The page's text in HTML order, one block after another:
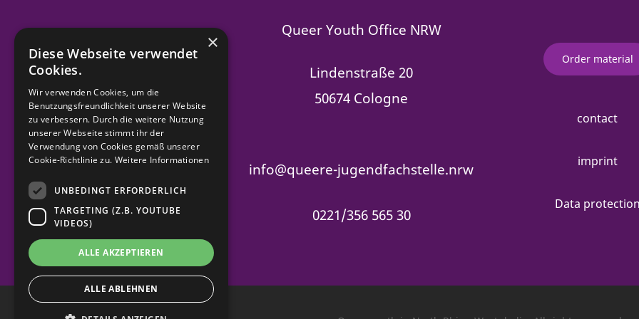
Queer Youth Office NRW
Lindenstraße 20
50674 Cologne
info@queere-jugendfachstelle.nrw
0221/356 565 30
Order material
contact
imprint
Data
×
Diese Webseite verwendet
Cookies.
Wir verwenden Cookies, um die
Benutzungsfreundlichkeit unserer Website
zu verbessern. Durch die weitere Nutzung
unserer Webseite stimmt ihr der
Verwendung von Cookies gemäß unserer
Cookie-Richtlinie zu. Weitere Informationen
UNBEDINGT ERFORDERLICH
TARGETING (Z.B. YOUTUBE
VIDEOS)
ALLE AKZEPTIEREN
ALLE ABLEHNEN